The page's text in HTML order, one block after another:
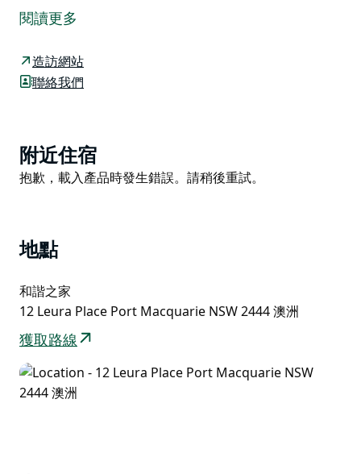
滋養身心的空間，讓您得以停下腳步，深呼吸，回歸自
我。
每週一晚，參與者們會聚集在一起，進行一段靜默冥想，
隨後進行「神聖對話圈」活動。在這個充滿尊重和關懷的
本次活動由正念冥想導師兼心理學家西蒙內特·瓦賈
(Simonette Vaja) 主持，並提供20分鐘的靜默冥想指
溫暖與包容。
烈歡迎您的到來。
閱讀更多
造訪網站
聯絡我們
Product
List
附近住宿
Product
抱歉，載入產品時發生錯誤。請稍後重試。
地點
和諧之家
12 Leura Place Port Macquarie NSW 2444 澳洲
獲取路線